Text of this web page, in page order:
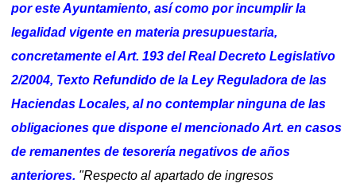
por este Ayuntamiento, así como por incumplir la
legalidad vigente en materia presupuestaria,
concretamente el Art. 193 del Real Decreto Legislativo
2/2004, Texto Refundido de la Ley Reguladora de las
Haciendas Locales, al no contemplar ninguna de las
obligaciones que dispone el mencionado Art. en casos
de remanentes de tesorería negativos de años
anteriores. "Respecto al apartado de ingresos